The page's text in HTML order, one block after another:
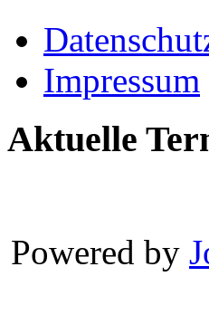
Impressum
Aktuelle
Powered by